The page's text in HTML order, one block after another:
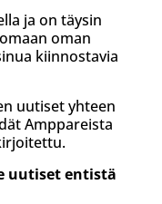
ja on täysin
oman
kiinnostavia
uutiset yhteen
Amppareista
uutiset entistä